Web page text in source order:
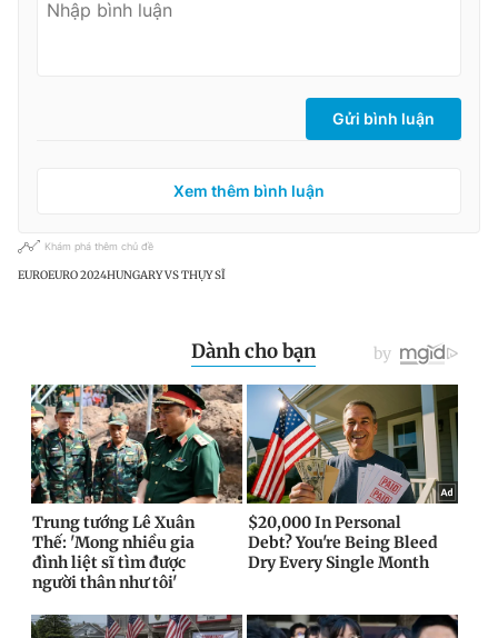
Gửi bình luận
Xem thêm bình luận
Khám phá thêm chủ đề
EUROEURO 2024HUNGARY VS THỤY SĨ